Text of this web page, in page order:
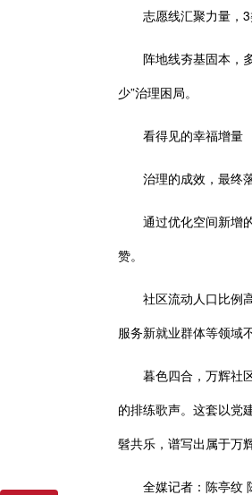
志愿线汇聚力量，3
阵地线夯基固本，多
少”治理困局。
看得见的幸福增量
治理的成效，最终落
通过优化空间新增的
赞。
社区流动人口比例高
服务新就业群体等领域
暮色四合，万辉社区
的排练歌声。这套以党
髫共乐，谱写出属于万
全媒记者：陈亭纹